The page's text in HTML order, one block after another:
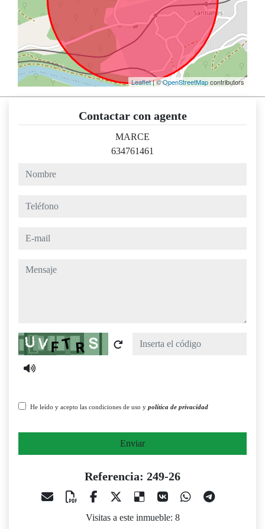
Leaflet| ©OpenStreetMapcontributors
Contactar con agente
MARCE
634761461
nombre
teléfono
e-mail
mensaje
Captcha
He leído y acepto las condiciones de uso y política de privacidad
Enviar
Referencia: 249-26
Visitas a este inmueble: 8